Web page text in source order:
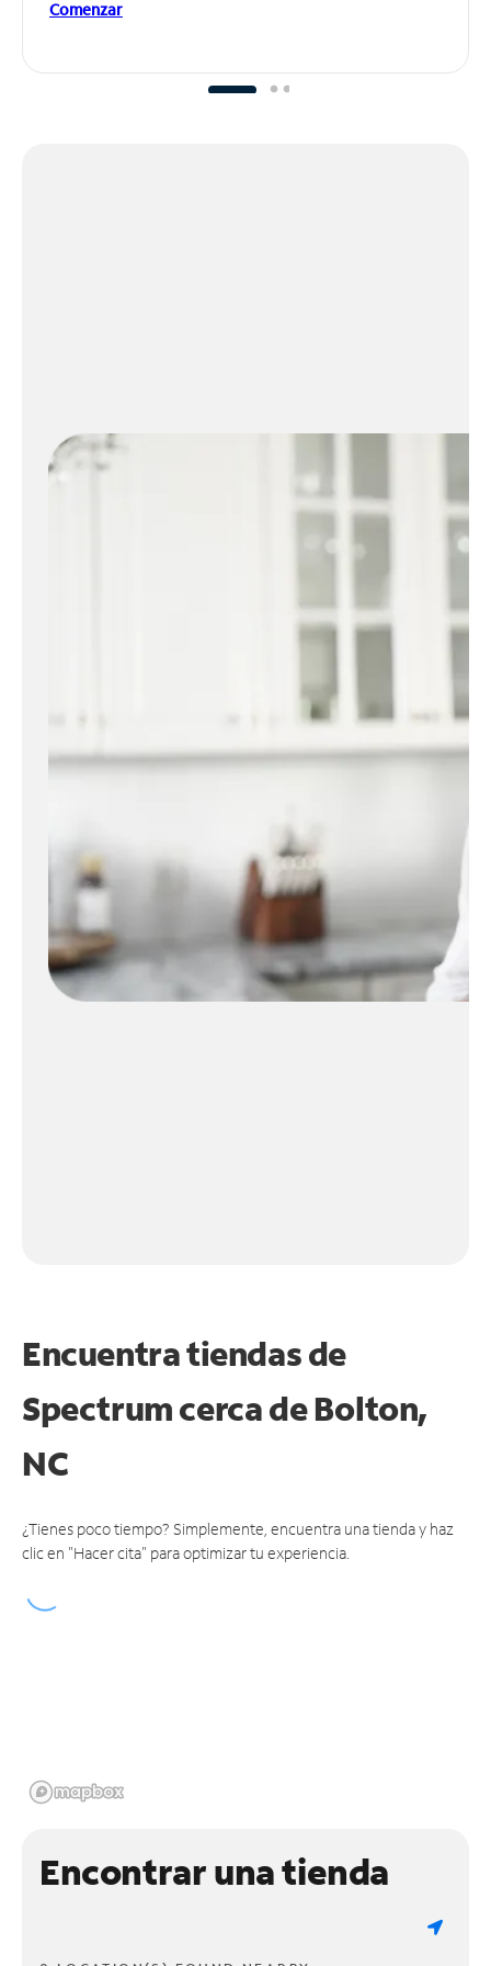
Comenzar
Encuentra tiendas de
Spectrum cerca deBolton,
NC
¿Tienes poco tiempo? Simplemente, encuentra una tienda y haz
clic en "Hacer cita" para optimizar tu experiencia.
Encontrar una tienda